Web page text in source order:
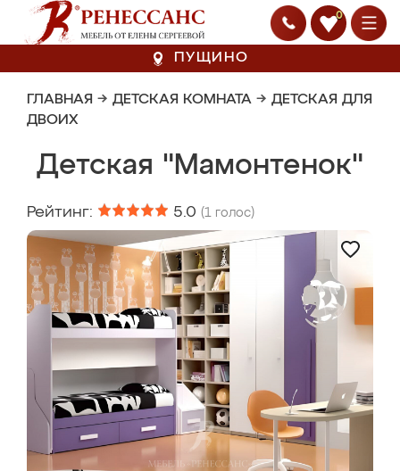
0
ПУЩИНО
ГЛАВНАЯ → ДЕТСКАЯ КОМНАТА → ДЕТСКАЯ ДЛЯ
ДВОИХ
Детская "Мамонтенок"
Рейтинг: 5.0 (1 голос)